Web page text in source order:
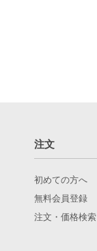
注文
初めての方へ
無料会員登録
注文・価格検索